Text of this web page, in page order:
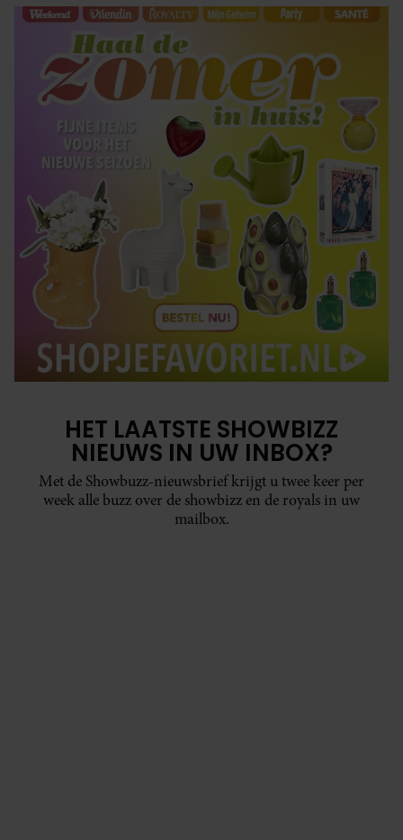
HET LAATSTE SHOWBIZZ
NIEUWS IN UW INBOX?
Met de Showbuzz-nieuwsbrief krijgt u twee keer per
week alle buzz over de showbizz en de royals in uw
mailbox.